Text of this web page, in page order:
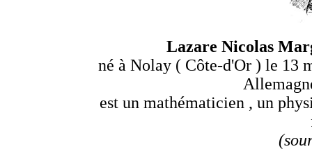
Lazare Nicolas
né à Nolay ( Côte-d'Or ) le 13
est un mathématicien , un